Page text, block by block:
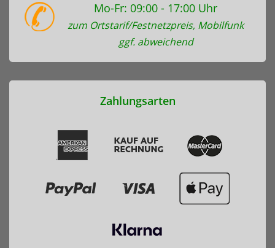
Mo-Fr: 09:00 - 17:00 Uhr
zum Ortstarif/Festnetzpreis, Mobilfunk
ggf. abweichend
Zahlungsarten